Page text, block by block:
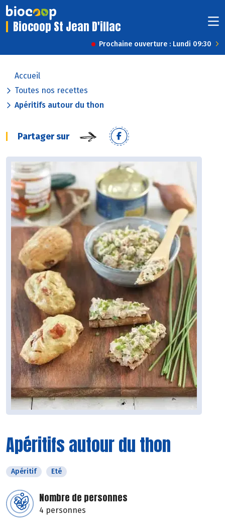
Biocoop St Jean D'illac
Prochaine ouverture : Lundi 09:30
Accueil
Toutes nos recettes
Apéritifs autour du thon
Partager sur
Apéritifs autour du thon
Apéritif Eté
Nombre de personnes
4 personnes